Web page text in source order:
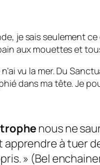
je sais seulement
aux mouettes et
n’ai vu la mer. Du
dans ma tête. Je
nous ne
apprendre à tuer
» (Bel